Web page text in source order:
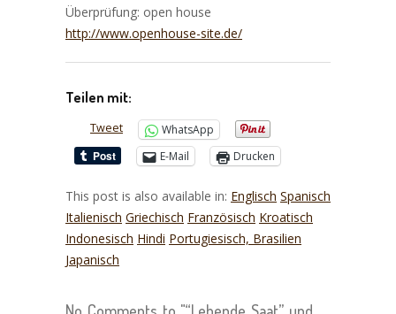
Überprüfung: open house
http://www.openhouse-site.de/
Teilen mit:
Tweet
WhatsApp
E-Mail
Drucken
This post is also available in: Englisch Spanisch
Italienisch Griechisch Französisch Kroatisch
Indonesisch Hindi Portugiesisch, Brasilien
Japanisch